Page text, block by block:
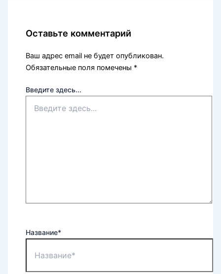
Оставьте комментарий
Ваш адрес email не будет опубликован.
Обязательные поля помечены *
Введите здесь...
Название*